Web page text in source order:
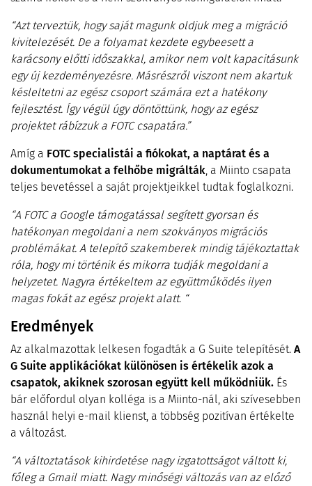
“Azt terveztük, hogy saját magunk oldjuk meg a migráció
kivitelezését. De a folyamat kezdete egybeesett a
karácsony előtti időszakkal, amikor nem volt kapacitásunk
egy új kezdeményezésre. Másrészről viszont nem akartuk
késleltetni az egész csoport számára ezt a hatékony
fejlesztést. Így végül úgy döntöttünk, hogy az egész
projektet rábízzuk a FOTC csapatára.”
Amíg a FOTC specialistái a fiókokat, a naptárat és a
dokumentumokat a felhőbe migrálták, a Miinto csapata
teljes bevetéssel a saját projektjeikkel tudtak foglalkozni.
“A FOTC a Google támogatással segített gyorsan és
hatékonyan megoldani a nem szokványos migrációs
problémákat. A telepítő szakemberek mindig tájékoztattak
róla, hogy mi történik és mikorra tudják megoldani a
helyzetet. Nagyra értékeltem az együttműködés ilyen
magas fokát az egész projekt alatt. “
Eredmények
Az alkalmazottak lelkesen fogadták a G Suite telepítését. A
G Suite applikációkat különösen is értékelik azok a
csapatok, akiknek szorosan együtt kell működniük. És
bár előfordul olyan kolléga is a Miinto-nál, aki szívesebben
használ helyi e-mail klienst, a többség pozitívan értékelte
a változást.
“A változtatások kihirdetése nagy izgatottságot váltott ki,
főleg a Gmail miatt. Nagy minőségi változás van az előző